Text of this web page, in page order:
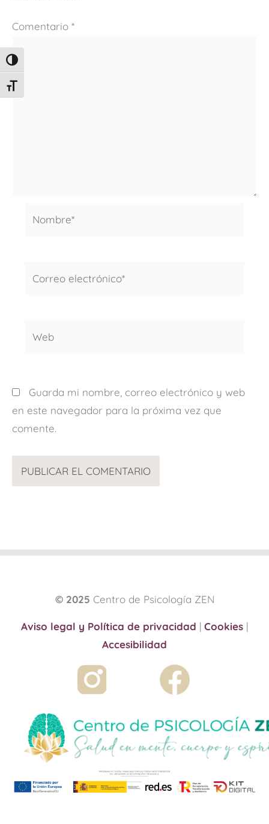
ALTERNAR ALTO CONTRASTE
ALTERNAR TAMAÑO DE LETRA
Comentario *
Guarda mi nombre, correo electrónico y web
en este navegador para la próxima vez que
comente.
© 2025 Centro de Psicología ZEN
Aviso legal y Política de privacidad | Cookies |
Accesibilidad